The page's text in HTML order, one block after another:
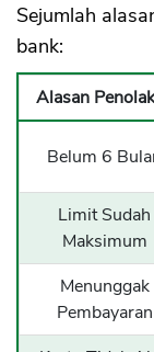
Sejumlah
bank:
Alasan
Belum 6
Limit Sudah
Maksimum
Menunggak
Pembayaran